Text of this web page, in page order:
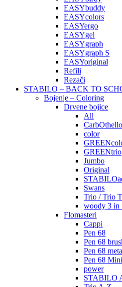
EASYbuddy
EASYcolors
EASYergo
EASYgel
EASYgraph
EASYgraph S
EASYoriginal
Refili
Rezači
STABILO – BACK TO
Bojenje – Coloring
Drvene bojice
All
CarbOthello
color
GREENtrio
Jumbo
Original
Swans
Trio / Trio
woody 3 in
Flomasteri
Cappi
Pen 68
Pen 68
Pen 68
Pen 68 Mini
power
STABILO